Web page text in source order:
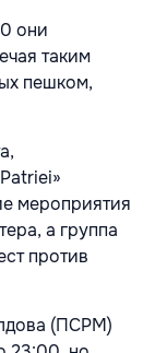
они
таким
пешком,
мероприятия
а группа
против
(ПСРМ)